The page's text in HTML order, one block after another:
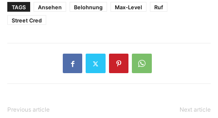
TAGS Ansehen Belohnung Max-Level
Ruf
Street Cred
Previous article Next article